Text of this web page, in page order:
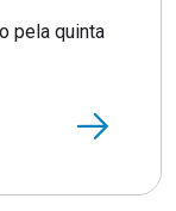
pela quinta